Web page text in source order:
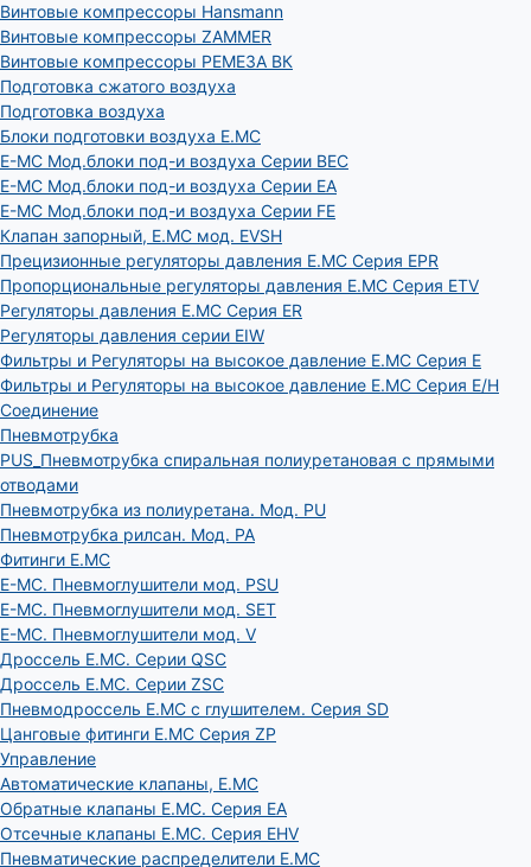
Винтовые компрессоры Hansmann
Винтовые компрессоры ZAMMER
Винтовые компрессоры РЕМЕЗА ВК
Подготовка сжатого воздуха
Подготовка воздуха
Блоки подготовки воздуха E.MC
E-MC Мод.блоки под-и воздуха Серии BEC
E-MC Мод.блоки под-и воздуха Серии EA
E-MC Мод.блоки под-и воздуха Серии FE
Клапан запорный, E.MC мод. EVSH
Прецизионные регуляторы давления E.MC Серия EPR
Пропорциональные регуляторы давления E.MC Серия ETV
Регуляторы давления E.MC Серия ER
Регуляторы давления серии EIW
Фильтры и Регуляторы на высокое давление E.MC Серия E
Фильтры и Регуляторы на высокое давление E.MC Серия E/H
Соединение
Пневмотрубка
PUS_Пневмотрубка спиральная полиуретановая с прямыми
отводами
Пневмотрубка из полиуретана. Мод. РU
Пневмотрубка рилсан. Мод. PA
Фитинги E.MC
E-MC. Пневмоглушители мод. PSU
E-MC. Пневмоглушители мод. SET
E-MC. Пневмоглушители мод. V
Дроссель E.MC. Серии QSC
Дроссель E.MC. Серии ZSC
Пневмодроссель E.MC с глушителем. Серия SD
Цанговые фитинги E.MC Серия ZP
Управление
Автоматические клапаны, Е.МС
Обратные клапаны E.MC. Серия EA
Отсечные клапаны E.MC. Серия EHV
Пневматические распределители E.MC